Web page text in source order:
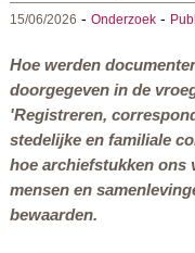
15/06/2026 - Onderzoek-
Hoe werden
doorgegeven in de
'Registreren,
stedelijke en familiale
hoe archiefstukken ons
mensen en
bewaarden.